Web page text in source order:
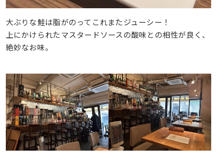
大ぶりな鮭は脂がのってこれまたジューシー！
上にかけられたマスタードソースの酸味との相性が良く、
絶妙なお味。